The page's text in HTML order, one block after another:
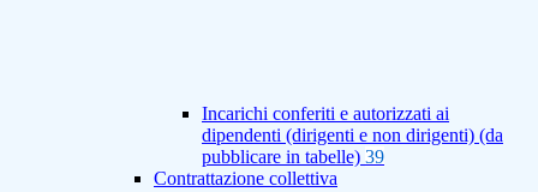
Incarichi conferiti e autorizzati ai
dipendenti (dirigenti e non dirigenti) (da
pubblicare in tabelle) 39
Contrattazione collettiva